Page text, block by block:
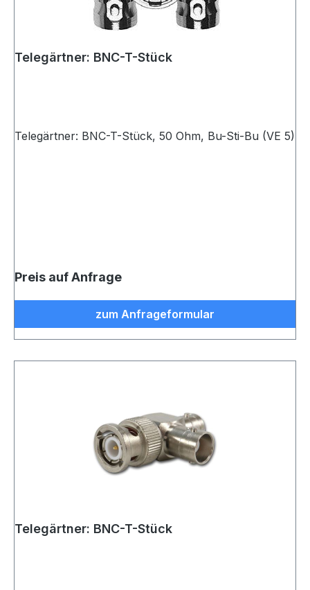
Telegärtner: BNC-T-Stück
Telegärtner: BNC-T-Stück, 50 Ohm, Bu-Sti-Bu (VE 5)
Preis auf Anfrage
zum Anfrageformular
Telegärtner: BNC-T-Stück